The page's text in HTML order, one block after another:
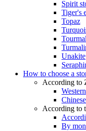
Spirit
Tiger's
Topaz
Unakite
How to choose a
According to
Western
According to
By